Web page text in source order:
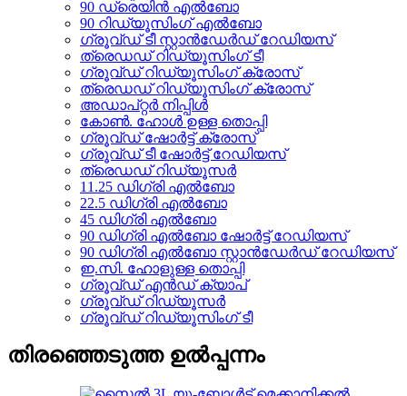
90 ഡ്രെയിൻ എൽബോ
90 റിഡ്യൂസിംഗ് എൽബോ
ഗ്രൂവ്ഡ് ടീ സ്റ്റാൻഡേർഡ് റേഡിയസ്
ത്രെഡഡ് റിഡ്യൂസിംഗ് ടീ
ഗ്രൂവ്ഡ് റിഡ്യൂസിംഗ് ക്രോസ്
ത്രെഡഡ് റിഡ്യൂസിംഗ് ക്രോസ്
അഡാപ്റ്റർ നിപ്പിൾ
കോൺ. ഹോൾ ഉള്ള തൊപ്പി
ഗ്രൂവ്ഡ് ഷോർട്ട് ക്രോസ്
ഗ്രൂവ്ഡ് ടീ ഷോർട്ട് റേഡിയസ്
ത്രെഡഡ് റിഡ്യൂസർ
11.25 ഡിഗ്രി എൽബോ
22.5 ഡിഗ്രി എൽബോ
45 ഡിഗ്രി എൽബോ
90 ഡിഗ്രി എൽബോ ഷോർട്ട് റേഡിയസ്
90 ഡിഗ്രി എൽബോ സ്റ്റാൻഡേർഡ് റേഡിയസ്
ഇ.സി. ഹോളുള്ള തൊപ്പി
ഗ്രൂവ്ഡ് എൻഡ് ക്യാപ്
ഗ്രൂവ്ഡ് റിഡ്യൂസർ
ഗ്രൂവ്ഡ് റിഡ്യൂസിംഗ് ടീ
തിരഞ്ഞെടുത്ത ഉൽപ്പന്നം